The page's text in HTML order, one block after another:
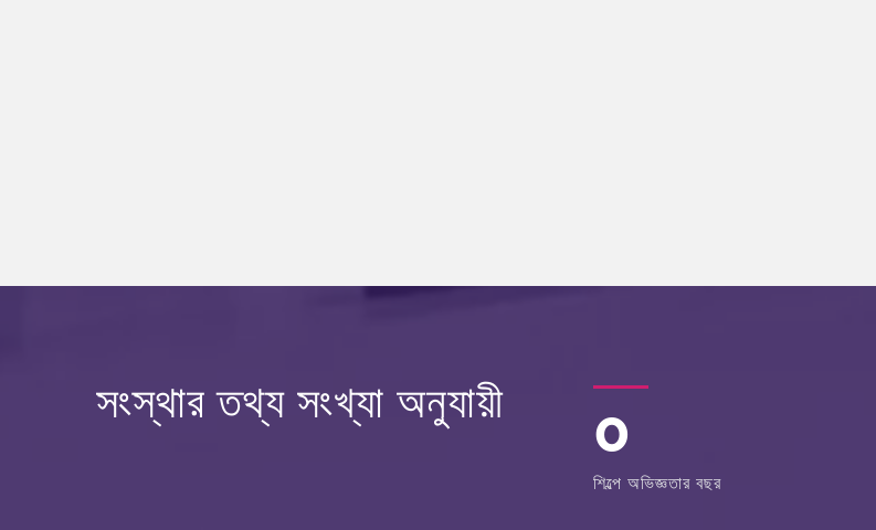
সংস্থার তথ্য সংখ্যা অনুযায়ী 0
শিল্পে অভিজ্ঞতার বছর